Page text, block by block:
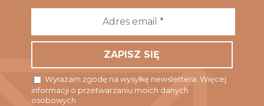
*
Wyrażam zgodę na wysyłkę newslettera. Więcej
informacji o przetwarzaniu moich danych
osobowych